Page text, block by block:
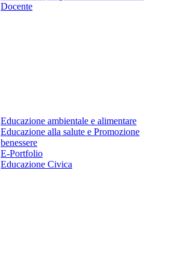
Docente
Educazione ambientale e alimentare
Educazione alla salute e Promozione
benessere
E-Portfolio
Educazione Civica